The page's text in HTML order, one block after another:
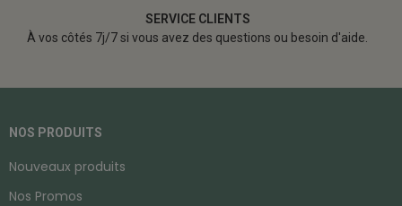
SERVICE CLIENTS
À vos côtés 7j/7 si vous avez des questions ou besoin d'aide.
NOS PRODUITS
Nouveaux produits
Nos Promos